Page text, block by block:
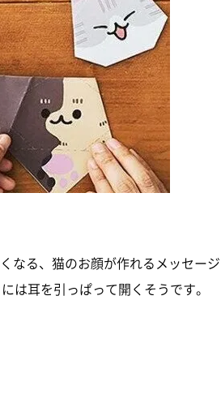
なる、猫のお顔が作れるメッセージ
は耳を引っぱって開くそうです。